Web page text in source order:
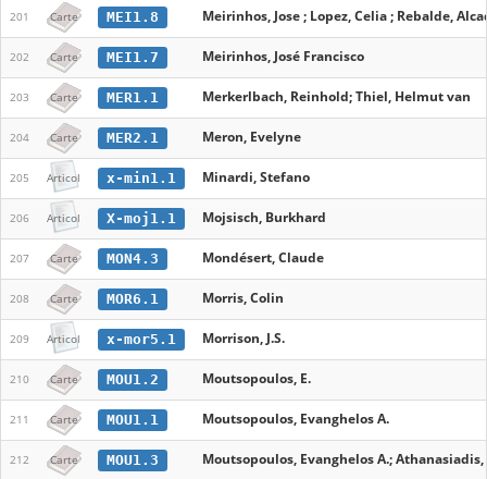
201 Carte MEI1.8 Meirinhos, Jose ; Lopez, Celia ; Rebalde,
202 Carte MEI1.7 Meirinhos, José Francisco
203 Carte MER1.1 Merkerlbach, Reinhold; Thiel, Helmut van
204 Carte MER2.1 Meron, Evelyne
205 Articol x-min1.1 Minardi, Stefano
206 Articol X-moj1.1 Mojsisch, Burkhard
207 Carte MON4.3 Mondésert, Claude
208 Carte MOR6.1 Morris, Colin
209 Articol x-mor5.1 Morrison, J.S.
210 Carte MOU1.2 Moutsopoulos, E.
211 Carte MOU1.1 Moutsopoulos, Evanghelos A.
212 Carte MOU1.3 Moutsopoulos, Evanghelos A.;